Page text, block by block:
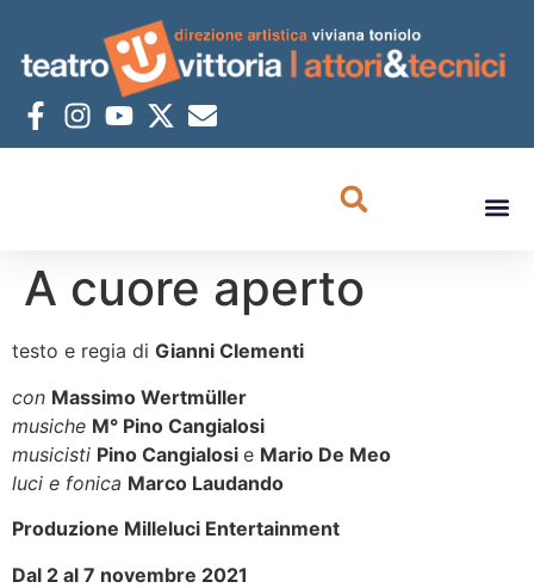
A cuore aperto
testo e regia di Gianni Clementi
con Massimo Wertmüller
musiche M° Pino Cangialosi
musicisti Pino Cangialosi e Mario De Meo
luci e fonica Marco Laudando
Produzione Milleluci Entertainment
Dal 2 al 7 novembre 2021